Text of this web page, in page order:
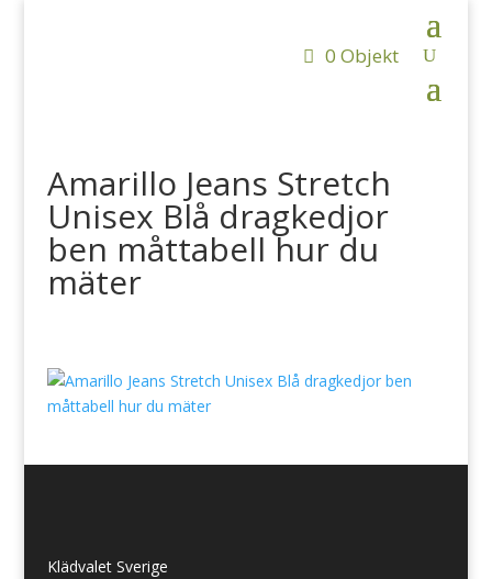
0 Objekt
Amarillo Jeans Stretch
Unisex Blå dragkedjor
ben måttabell hur du
mäter
Klädvalet Sverige